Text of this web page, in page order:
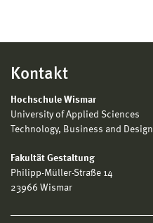
Kontakt
Hochschule Wismar
University of Applied Sciences
Technology, Business and Design
Fakultät Gestaltung
Philipp-Müller-Straße 14
23966 Wismar